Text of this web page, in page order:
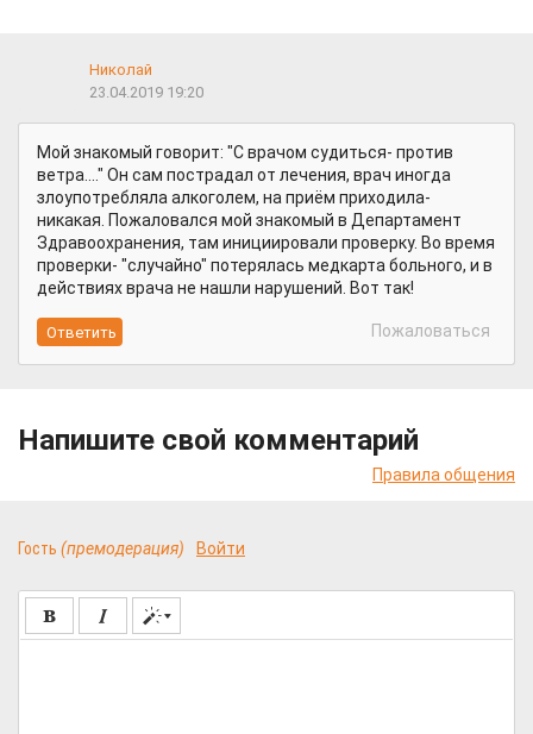
Николай
23.04.2019 19:20
Мой знакомый говорит: "С врачом судиться- против
ветра...." Он сам пострадал от лечения, врач иногда
злоупотребляла алкоголем, на приём приходила-
никакая. Пожаловался мой знакомый в Департамент
Здравоохранения, там инициировали проверку. Во время
проверки- "случайно" потерялась медкарта больного, и в
действиях врача не нашли нарушений. Вот так!
Пожаловаться
Напишите свой комментарий
Правила общения
Гость (премодерация) Войти